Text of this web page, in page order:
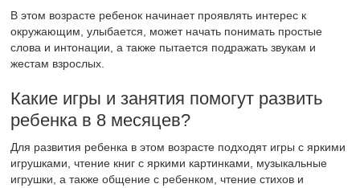
В этом возрасте ребенок начинает проявлять интерес к
окружающим, улыбается, может начать понимать простые
слова и интонации, а также пытается подражать звукам и
жестам взрослых.
Какие игры и занятия помогут развить
ребенка в 8 месяцев?
Для развития ребенка в этом возрасте подходят игры с яркими
игрушками, чтение книг с яркими картинками, музыкальные
игрушки, а также общение с ребенком, чтение стихов и